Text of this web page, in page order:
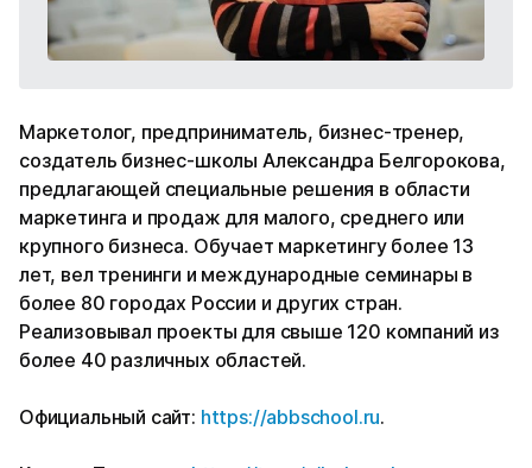
Маркетолог, предприниматель, бизнес-тренер,
создатель бизнес-школы Александра Белгорокова,
предлагающей специальные решения в области
маркетинга и продаж для малого, среднего или
крупного бизнеса. Обучает маркетингу более 13
лет, вел тренинги и международные семинары в
более 80 городах России и других стран.
Реализовывал проекты для свыше 120 компаний из
более 40 различных областей.
Официальный сайт: https://abbschool.ru.